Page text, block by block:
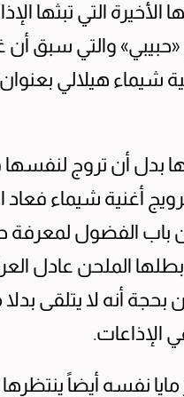
التي تبثها
«حبيبي» والتي سبق أن
شيماء هيلالي بعنوان
بدل أن تروج
أغنية شيماء فعاد
باب الفضول لمعرفة
الملحن عادل
بحجة أنه لا يتلقى
الإذاعات.
نفسه أيضاً